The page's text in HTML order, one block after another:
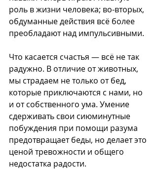
роль в жизни человека; во-вторых,
обдуманные действия всё более
преобладают над импульсивными.
Что касается счастья — всё не так
радужно. В отличие от животных,
мы страдаем не только от бед,
которые приключаются с нами, но
и от собственного ума. Умение
сдерживать свои сиюминутные
побуждения при помощи разума
предотвращает беды, но делает это
ценой тревожности и общего
недостатка радости.